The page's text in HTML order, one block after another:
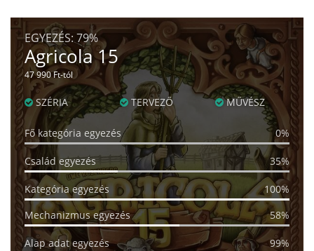
EGYEZÉS: 79%
Agricola 15
47 990 Ft-tól
SZÉRIA TERVEZŐ MŰVÉSZ
Fő kategória egyezés 0%
Család egyezés 35%
Kategória egyezés
100%
Mechanizmus egyezés
58%
Alap adat egyezés 99%